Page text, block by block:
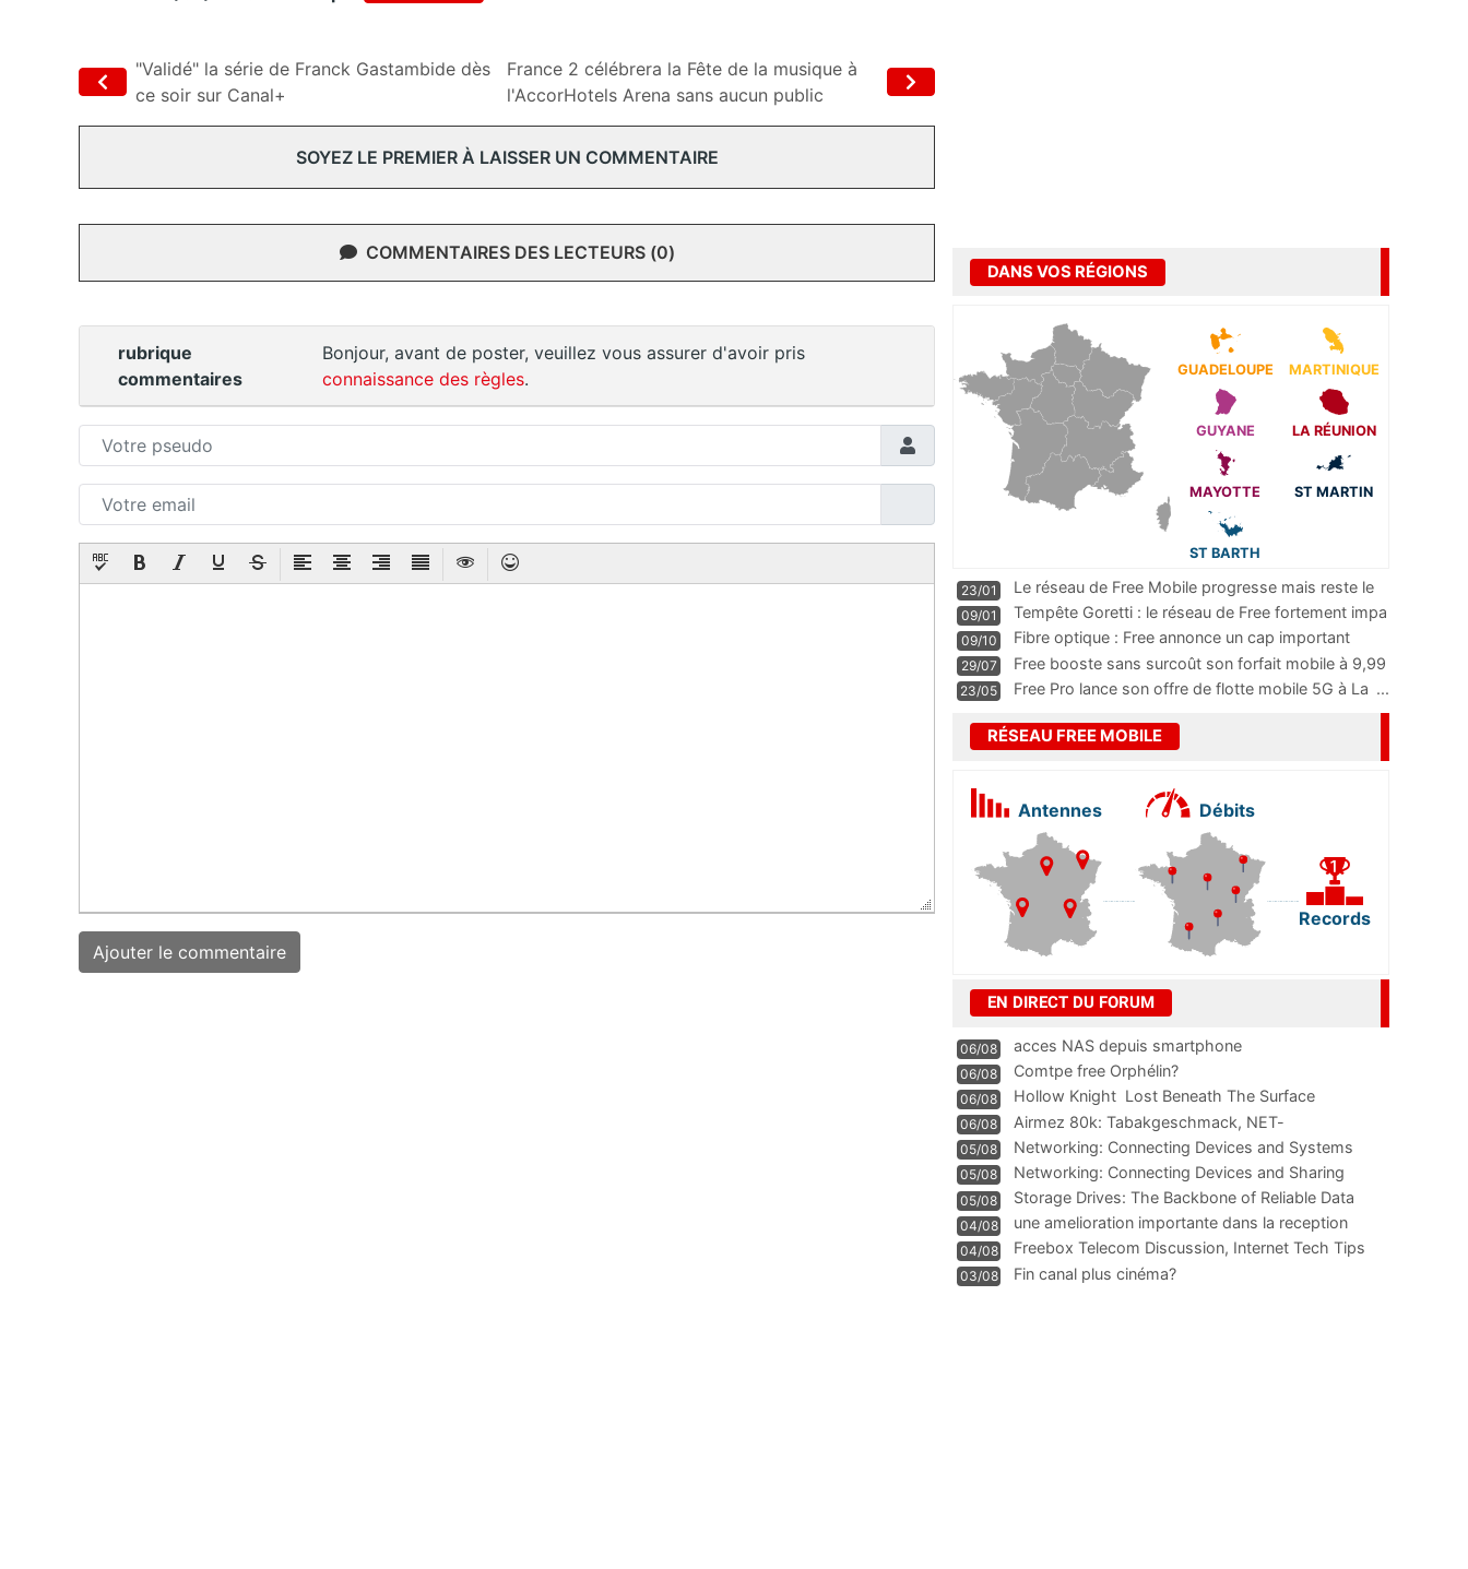
"Validé" la série de Franck Gastambide dès
ce soir sur Canal+
France 2 célébrera la Fête de la musique à
l'AccorHotels Arena sans aucun public
SOYEZ LE PREMIER À LAISSER UN COMMENTAIRE
COMMENTAIRES DES LECTEURS (0)
rubrique
commentaires
Bonjour, avant de poster, veuillez vous assurer d'avoir pris
connaissance des règles.
DANS VOS RÉGIONS
GUADELOUPE MARTINIQUE
GUYANE LA RÉUNION
MAYOTTE ST MARTIN
ST BARTH
23/01
Le réseau de Free Mobile progresse mais reste le
m
...
09/01
Tempête Goretti : le réseau de Free fortement impa
09/10
Fibre optique : Free annonce un cap important
pass
...
29/07
Free booste sans surcoût son forfait mobile à 9,99
23/05 Free Pro lance son offre de flotte mobile 5G à La ...
RÉSEAU FREE MOBILE
Antennes Débits
Records
EN DIRECT DU FORUM
06/08 acces NAS depuis smartphone
06/08 Comtpe free Orphélin?
06/08 Hollow Knight  Lost Beneath The Surface
06/08
Airmez 80k: Tabakgeschmack, NET-
Technologie und Leistung im
05/08 Networking: Connecting Devices and Systems
05/08
Networking: Connecting Devices and Sharing
Information
05/08
Storage Drives: The Backbone of Reliable Data
Management
04/08
une amelioration importante dans la reception
WIFI
04/08
Freebox Telecom Discussion, Internet Tech Tips
Communi
03/08 Fin canal plus cinéma?